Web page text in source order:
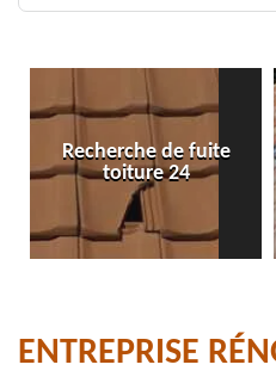
Recherche de fuite
toiture 24
ENTREPRISE